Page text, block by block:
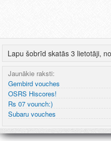
Lapu šobrīd skatās 3 lietotāji,
Jaunākie raksti:
Gembird vouches
OSRS Hiscores!
Rs 07 vounch:)
Subaru vouches